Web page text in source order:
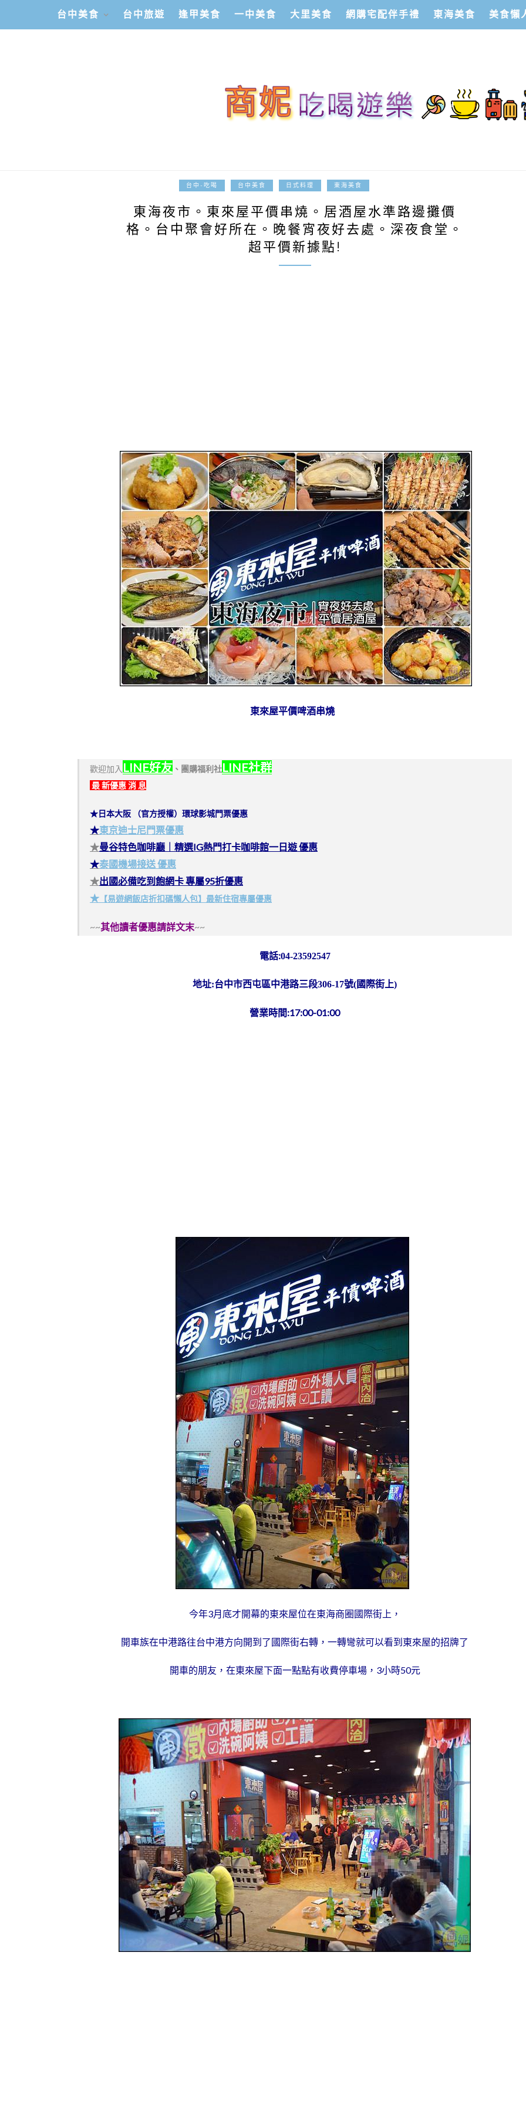
台中美食 台中旅遊 逢甲美食 一中美食 大里美食 網購宅配伴手禮 東海美食 美食懶
台中-吃喝 台中美食 日式料理 東海美食
東海夜市。東來屋平價串燒。居酒屋水準路邊攤價
格。台中聚會好所在。晚餐宵夜好去處。深夜食堂。
超平價新據點!
東來屋平價啤酒串燒
歡迎加入 LINE好友 、 團購福利社LINE社群
最 新優惠 消 息
★日本大阪 （官方授權）環球影城門票優惠
★東京迪士尼門票優惠
★曼谷特色咖啡廳｜精選IG熱門打卡咖啡館一日遊 優惠
★泰國機場接送 優惠
★出國必備吃到飽網卡 專屬95折優惠
★ 【易遊網飯店折扣碼懶人包】最新住宿專屬優惠
~~其他讀者優惠請詳文末~~
電話:04-23592547
地址:台中市西屯區中港路三段306-17號(國際街上)
營業時間:17:00-01:00
今年3月底才開幕的東來屋位在東海商圈國際街上，
開車族在中港路往台中港方向開到了國際街右轉，一轉彎就可以看到東來屋的招牌了
開車的朋友，在東來屋下面一點點有收費停車場，3小時50元